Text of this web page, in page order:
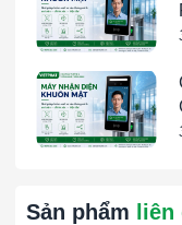
Ngành Khai
Thiết Bị
khai thác
Ngành Năng
Tuabin Gió
Ngành Ô Tô:
Sản phẩm liên